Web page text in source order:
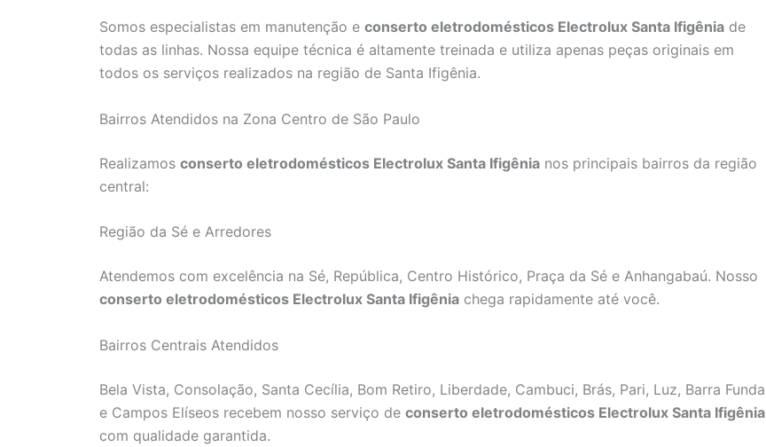
Somos especialistas em manutenção e conserto eletrodomésticos Electrolux Santa Ifigênia de
todas as linhas. Nossa equipe técnica é altamente treinada e utiliza apenas peças originais em
todos os serviços realizados na região de Santa Ifigênia.
Bairros Atendidos na Zona Centro de São Paulo
Realizamos conserto eletrodomésticos Electrolux Santa Ifigênia nos principais bairros da região
central:
Região da Sé e Arredores
Atendemos com excelência na Sé, República, Centro Histórico, Praça da Sé e Anhangabaú. Nosso
conserto eletrodomésticos Electrolux Santa Ifigênia chega rapidamente até você.
Bairros Centrais Atendidos
Bela Vista, Consolação, Santa Cecília, Bom Retiro, Liberdade, Cambuci, Brás, Pari, Luz, Barra Funda
e Campos Elíseos recebem nosso serviço de conserto eletrodomésticos Electrolux Santa Ifigênia
com qualidade garantida.